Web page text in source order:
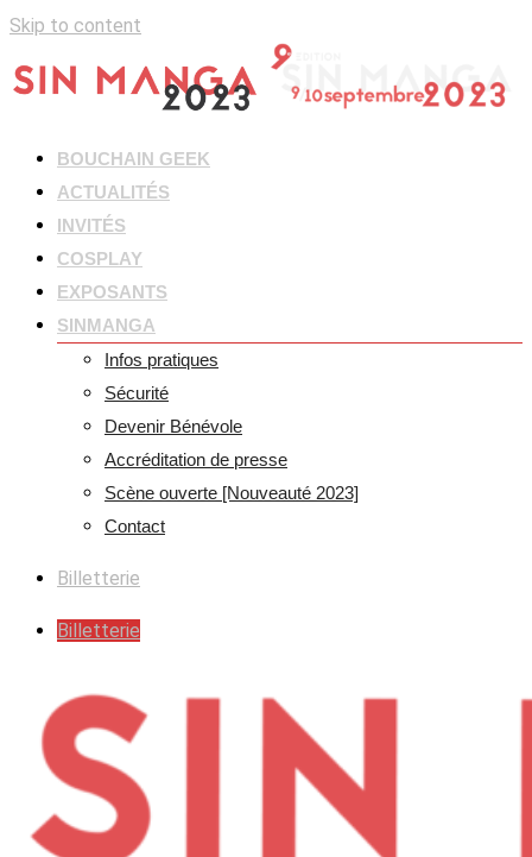
Skip to content
BOUCHAIN GEEK
ACTUALITÉS
INVITÉS
COSPLAY
EXPOSANTS
SINMANGA
Infos pratiques
Sécurité
Devenir Bénévole
Accréditation de presse
Scène ouverte [Nouveauté 2023]
Contact
Billetterie
Billetterie